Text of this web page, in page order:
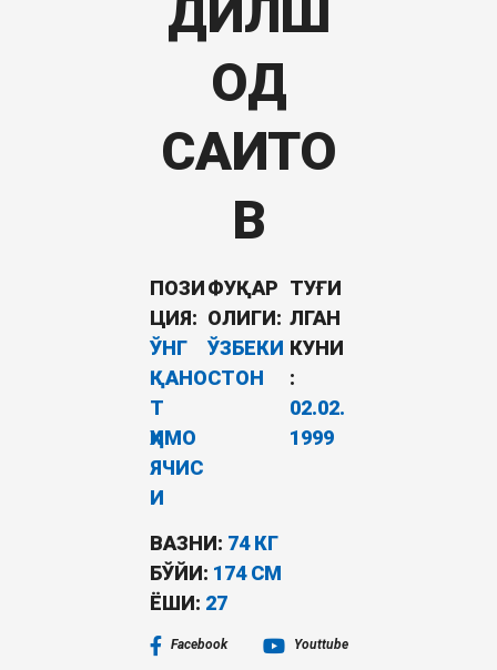
ДИЛШ
ОД
САИТО
В
ПОЗИ
ЦИЯ:
ЎНГ
ҚАНО
Т
ҲИМО
ЯЧИС
И
ФУҚАР
ОЛИГИ:
ЎЗБЕКИ
СТОН
ТУҒИ
ЛГАН
КУНИ
:
02.02.
1999
ВАЗНИ: 74 КГ
БЎЙИ: 174 СМ
ËШИ: 27
Facebook Youttube